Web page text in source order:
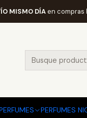
PERFUMES
MISMO DÍAen compras
Academia
Verificar